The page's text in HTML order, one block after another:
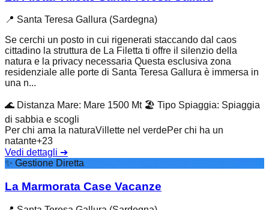
📍 Santa Teresa Gallura (Sardegna)
Se cerchi un posto in cui rigenerati staccando dal caos
cittadino la struttura de La Filetta ti offre il silenzio della
natura e la privacy necessaria Questa esclusiva zona
residenziale alle porte di Santa Teresa Gallura è immersa in
una n...
🌊 Distanza Mare: Mare 1500 Mt 🏖️ Tipo Spiaggia: Spiaggia
di sabbia e scogli
Per chi ama la naturaVillette nel verdePer chi ha un
natante+23
Vedi dettagli ➔
✨ Gestione Diretta
La Marmorata Case Vacanze